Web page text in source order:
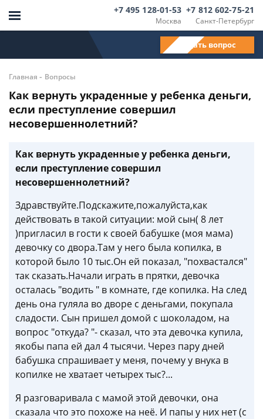
Москва
+7 495 128-01-53
Санкт-Петербург
+7 812 602-75-21
Задать вопрос
Главная - Вопросы
Как вернуть украденные у ребенка деньги,
если преступление совершил
несовершеннолетний?
Как вернуть украденные у ребенка деньги,
если преступление совершил
несовершеннолетний?
Здравствуйте.Подскажите,пожалуйста,как
действовать в такой ситуации: мой сын( 8 лет
)пригласил в гости к своей бабушке (моя мама)
девочку со двора.Там у него была копилка, в
которой было 10 тыс.Он ей показал, "похвастался"
так сказать.Начали играть в прятки, девочка
осталась "водить " в комнате, где копилка. На след
день она гуляла во дворе с деньгами, покупала
сладости. Сын пришел домой с шоколадом, на
вопрос "откуда? "- сказал, что эта девочка купила,
якобы папа ей дал 4 тысячи. Через пару дней
бабушка спрашивает у меня, почему у внука в
копилке не хватает четырех тыс?...
Я разговаривала с мамой этой девочки, она
сказала что это похоже на неё. И папы у них нет (с